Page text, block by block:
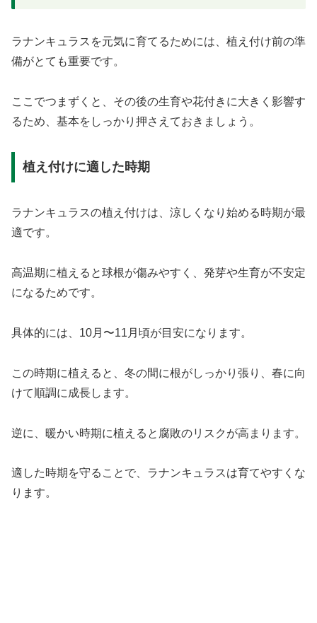
ラナンキュラスを元気に育てるためには、植え付け前の準
備がとても重要です。
ここでつまずくと、その後の生育や花付きに大きく影響す
るため、基本をしっかり押さえておきましょう。
植え付けに適した時期
ラナンキュラスの植え付けは、涼しくなり始める時期が最
適です。
高温期に植えると球根が傷みやすく、発芽や生育が不安定
になるためです。
具体的には、10月〜11月頃が目安になります。
この時期に植えると、冬の間に根がしっかり張り、春に向
けて順調に成長します。
逆に、暖かい時期に植えると腐敗のリスクが高まります。
適した時期を守ることで、ラナンキュラスは育てやすくな
ります。